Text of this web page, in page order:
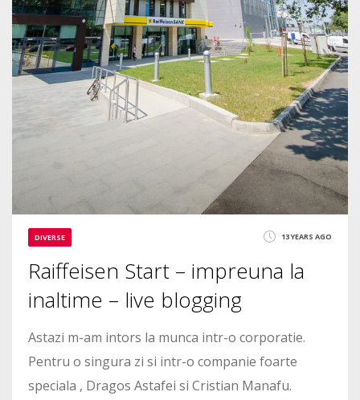
DIVERSE 13 YEARS AGO
Raiffeisen Start – impreuna la
inaltime – live blogging
Astazi m-am intors la munca intr-o corporatie.
Pentru o singura zi si intr-o companie foarte
speciala , Dragos Astafei si Cristian Manafu.